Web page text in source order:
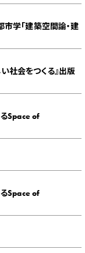
学「建築空間論・建
社会をつくる』出版
るSpace of
るSpace of